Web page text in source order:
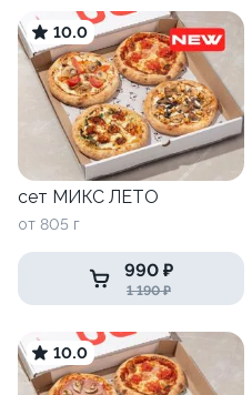
10.0
сет МИКС ЛЕТО
от 805 г
990 ₽
1 190 ₽
10.0